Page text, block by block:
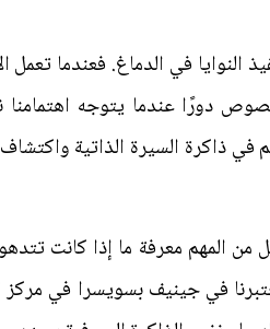
في الدماغ. فعندما تعمل
دورًا عندما يتوجه
في ذاكرة السيرة الذاتية
من المهم معرفة ما إذا كانت
في جينيف بسويسرا في مركز